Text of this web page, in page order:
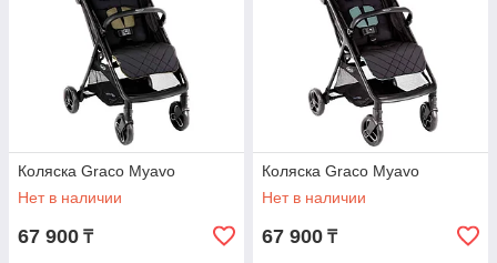
Коляска Graco Myavo
Нет в наличии
67 900 ₸
Коляска Graco Myavo
Нет в наличии
67 900 ₸